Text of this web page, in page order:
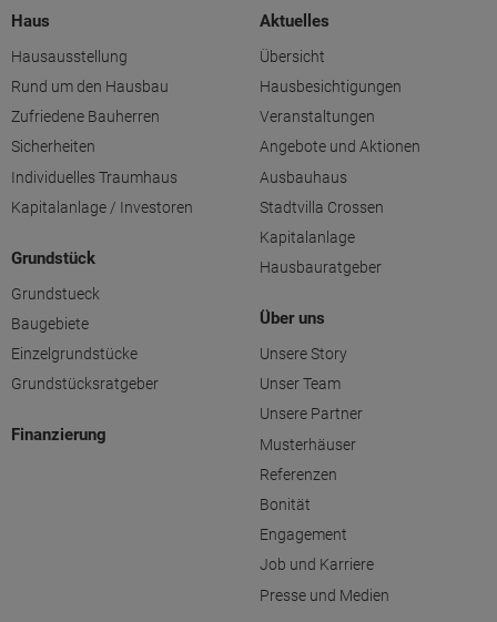
Haus
Hausausstellung
Rund um den Hausbau
Zufriedene Bauherren
Sicherheiten
Individuelles Traumhaus
Kapitalanlage / Investoren
Grundstück
Grundstueck
Baugebiete
Einzelgrundstücke
Grundstücksratgeber
Finanzierung
Aktuelles
Übersicht
Hausbesichtigungen
Veranstaltungen
Angebote und Aktionen
Ausbauhaus
Stadtvilla Crossen
Kapitalanlage
Hausbauratgeber
Über uns
Unsere Story
Unser Team
Unsere Partner
Musterhäuser
Referenzen
Bonität
Engagement
Job und Karriere
Presse und Medien